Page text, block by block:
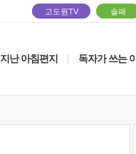
고도원TV 솔패
지난 아침편지 독자가 쓰는